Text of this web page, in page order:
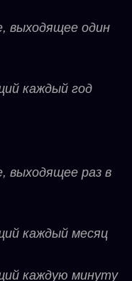
выходящее один
каждый год
выходящее раз в
каждый месяц
каждую минуту